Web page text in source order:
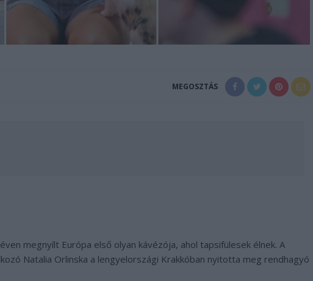
MEGOSZTÁS
megnyílt Európa első olyan kávézója, ahol tapsifülesek élnek. A
Natalia Orlinska a lengyelországi Krakkóban nyitotta meg rendhagyó